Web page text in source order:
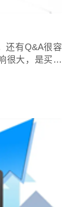
还有Q&A很容
很大，是买家